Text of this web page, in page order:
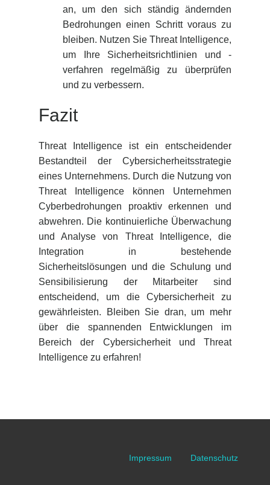
an, um den sich ständig ändernden
Bedrohungen einen Schritt voraus zu
bleiben. Nutzen Sie Threat Intelligence,
um Ihre Sicherheitsrichtlinien und -
verfahren regelmäßig zu überprüfen
und zu verbessern.
Fazit
Threat Intelligence ist ein entscheidender
Bestandteil der Cybersicherheitsstrategie
eines Unternehmens. Durch die Nutzung von
Threat Intelligence können Unternehmen
Cyberbedrohungen proaktiv erkennen und
abwehren. Die kontinuierliche Überwachung
und Analyse von Threat Intelligence, die
Integration in bestehende
Sicherheitslösungen und die Schulung und
Sensibilisierung der Mitarbeiter sind
entscheidend, um die Cybersicherheit zu
gewährleisten. Bleiben Sie dran, um mehr
über die spannenden Entwicklungen im
Bereich der Cybersicherheit und Threat
Intelligence zu erfahren!
Datenschutz
Impressum